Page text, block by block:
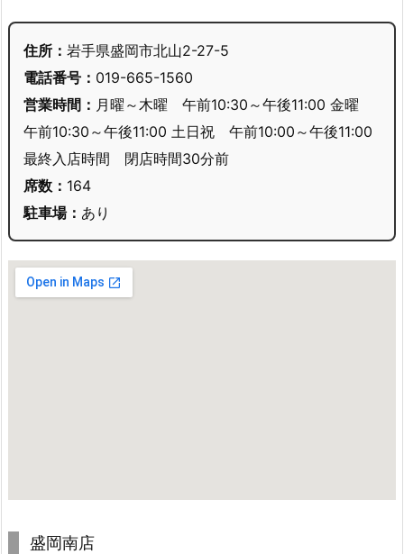
住所： 岩手県盛岡市北山2-27-5
電話番号： 019-665-1560
営業時間： 月曜～木曜 午前10:30～午後11:00 金曜
午前10:30～午後11:00 土日祝 午前10:00～午後11:00
最終入店時間 閉店時間30分前
席数： 164
駐車場： あり
盛岡南店